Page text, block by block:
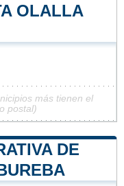
OLALLA
más tienen el
postal)
DE